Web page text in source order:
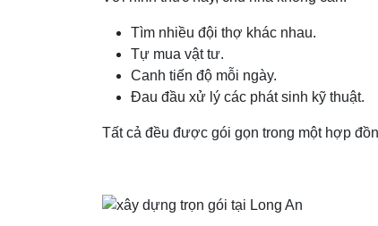
Tìm nhiều đội thợ khác nhau.
Tự mua vật tư.
Canh tiến độ mỗi ngày.
Đau đầu xử lý các phát sinh kỹ thuật.
Tất cả đều được gói gọn trong một hợp